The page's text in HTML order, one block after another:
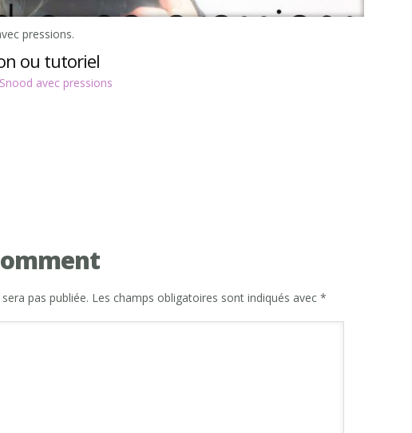
pressions.
ou tutoriel
avec pressions
pas publiée. Les champs obligatoires sont indiqués avec *